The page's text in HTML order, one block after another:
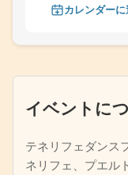
イベントを追加
カレンダー
イベントに
テネリフェダンス
ネリフェ、プエル